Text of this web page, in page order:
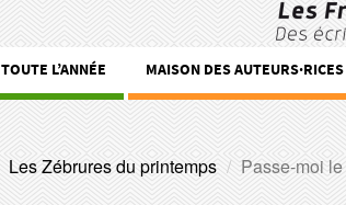
TOUTE L’ANNÉE MAISON DES AUTEURS·RICES
Les Zébrures du printemps Passe-moi